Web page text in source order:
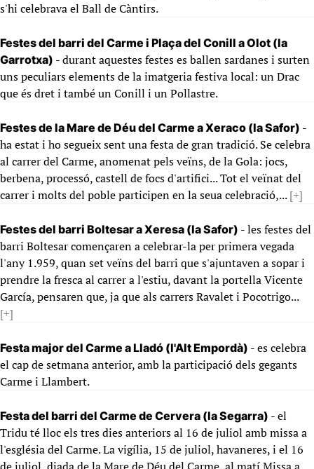
s'hi celebrava el Ball de Càntirs.
Festes del barri del Carme i Plaça del Conill a Olot (la
Garrotxa) - durant aquestes festes es ballen sardanes i surten
uns peculiars elements de la imatgeria festiva local: un Drac
que és dret i també un Conill i un Pollastre.
Festes de la Mare de Déu del Carme a Xeraco (la Safor) -
ha estat i ho segueix sent una festa de gran tradició. Se celebra
al carrer del Carme, anomenat pels veïns, de la Gola: jocs,
berbena, processó, castell de focs d'artifici... Tot el veïnat del
carrer i molts del poble participen en la seua celebració,...[+]
Festes del barri Boltesar a Xeresa (la Safor) - les festes del
barri Boltesar començaren a celebrar-la per primera vegada
l'any 1.959, quan set veïns del barri que s'ajuntaven a sopar i
prendre la fresca al carrer a l'estiu, davant la portella Vicente
García, pensaren que, ja que als carrers Ravalet i Pocotrigo...
[+]
Festa major del Carme a Lladó (l'Alt Empordà) - es celebra
el cap de setmana anterior, amb la participació dels gegants
Carme i Llambert.
Festa del barri del Carme de Cervera (la Segarra) - el
Tridu té lloc els tres dies anteriors al 16 de juliol amb missa a
l'església del Carme. La vigília, 15 de juliol, havaneres, i el 16